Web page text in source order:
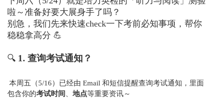
啦～准备好要大展身手了吗？
别急，我们先来快速check一下考前必知事项，帮你
稳稳拿高分 💪
🔍 1. 查询考试通知？
本周五（5/16）已经由 Email 和短信提醒查询考试通知，里面
包含你的考试时间 地点等重要资讯～